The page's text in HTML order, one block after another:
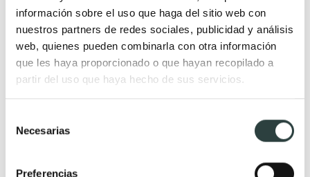
información sobre el uso que haga del sitio web con
nuestros partners de redes sociales, publicidad y análisis
web, quienes pueden combinarla con otra información
que les haya proporcionado o que hayan recopilado a
partir del uso que haya hecho de sus servicios.
Necesarias
Preferencias
Muebles de baño
suspendidos
económicos
Auxiliares de baño